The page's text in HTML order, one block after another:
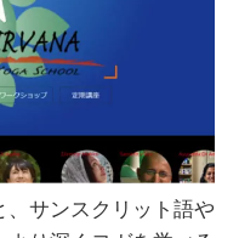
サンスクリット語や